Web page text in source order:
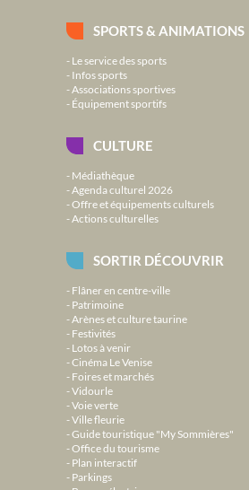
SPORTS & ANIMATIONS
Le service des sports
Infos sports
Associations sportives
Équipement sportifs
CULTURE
Médiathèque
Agenda culturel 2026
Offre et équipements culturels
Actions culturelles
SORTIR DÉCOUVRIR
Flâner en centre-ville
Patrimoine
Arènes et culture taurine
Festivités
Lotos à venir
Cinéma Le Venise
Foires et marchés
Vidourle
Voie verte
Ville fleurie
Guide touristique "My Sommières"
Office du tourisme
Plan interactif
Parkings